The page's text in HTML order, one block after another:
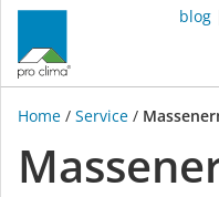
blog
Home / Service /